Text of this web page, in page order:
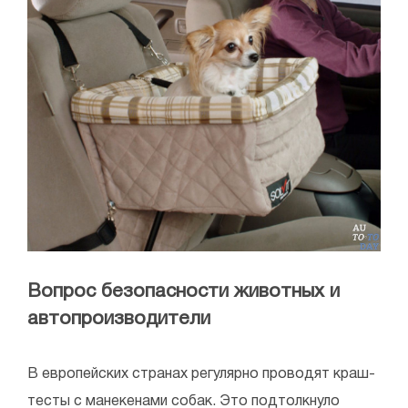
Вопрос безопасности животных и
автопроизводители
В европейских странах регулярно проводят краш-
тесты с манекенами собак. Это подтолкнуло